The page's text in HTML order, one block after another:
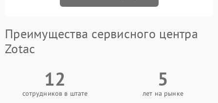
Преимущества сервисного центра
Zotac
12
сотрудников в штате
5
лет на рынке